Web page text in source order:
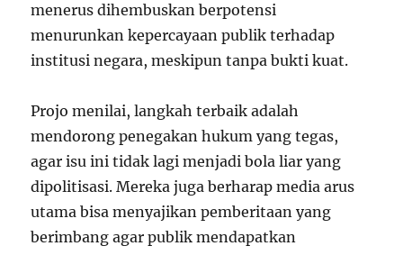
menerus dihembuskan berpotensi
menurunkan kepercayaan publik terhadap
institusi negara, meskipun tanpa bukti kuat.
Projo menilai, langkah terbaik adalah
mendorong penegakan hukum yang tegas,
agar isu ini tidak lagi menjadi bola liar yang
dipolitisasi. Mereka juga berharap media arus
utama bisa menyajikan pemberitaan yang
berimbang agar publik mendapatkan